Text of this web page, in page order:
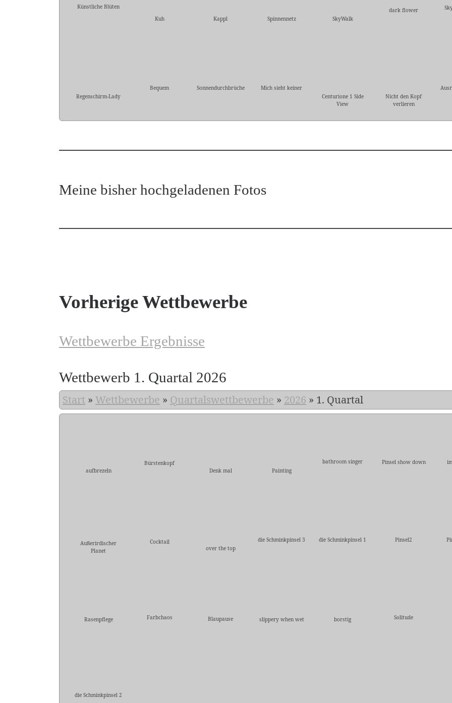
Künstliche Blüten
Kuh
Kappl Spinnennetz SkyWalk
dark flower
Regenschirm-Lady
Bequem Sonnendurchbrüche
Mich sieht keiner
Centurione 1 Side
View
Nicht den Kopf
verlieren
Meine bisher hochgeladenen Fotos
Vorherige Wettbewerbe
Wettbewerbe Ergebnisse
Wettbewerb 1. Quartal 2026
Start » Wettbewerbe » Quartalswettbewerbe » 2026 » 1. Quartal
aufbrezeln
Bürstenkopf
Denk mal
Painting
bathroom singer Pinsel show down
Außerirdischer
Planet
Cocktail
over the top
die Schminkpinsel 3 die Schminkpinsel 1 Pinsel2
Rasenpflege Farbchaos Blaupause slippery when wet borstig
Solitude
die Schminkpinsel 2